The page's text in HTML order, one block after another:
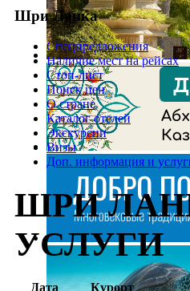
Шри Ланка
Спецпредложения
Наличие мест на рейсах
Стоп-лист
Поиск цен
О стране
Каталог отелей
Экскурсии
Визы
Доп. информация и
ШРИ
УСЛУГИ
Дата Курорт